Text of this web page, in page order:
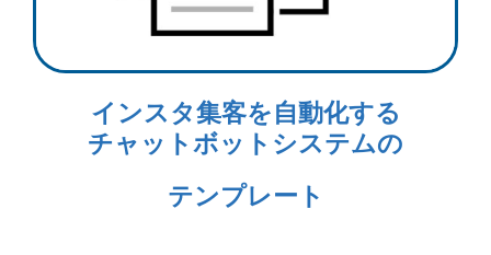
インスタ集客を自動化する
チャットボットシステムの
テンプレート